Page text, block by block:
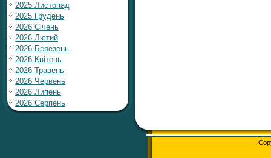
2025 Листопад
2025 Грудень
2026 Січень
2026 Лютий
2026 Березень
2026 Квітень
2026 Травень
2026 Червень
2026 Липень
2026 Серпень